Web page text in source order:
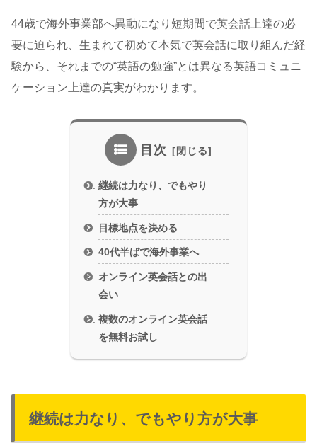
44歳で海外事業部へ異動になり短期間で英会話上達の必
要に迫られ、生まれて初めて本気で英会話に取り組んだ経
験から、それまでの“英語の勉強”とは異なる英語コミュニ
ケーション上達の真実がわかります。
目次
継続は力なり、でもやり
方が大事
目標地点を決める
40代半ばで海外事業へ
オンライン英会話との出
会い
複数のオンライン英会話
を無料お試し
継続は力なり、でもやり方が大事